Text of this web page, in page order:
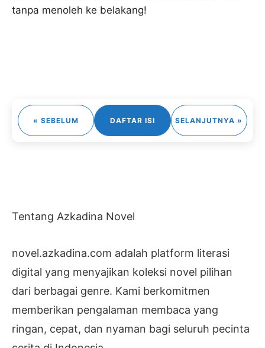
tanpa menoleh ke belakang!
« SEBELUM DAFTAR ISI SELANJUTNYA »
Tentang Azkadina Novel
novel.azkadina.com adalah platform literasi
digital yang menyajikan koleksi novel pilihan
dari berbagai genre. Kami berkomitmen
memberikan pengalaman membaca yang
ringan, cepat, dan nyaman bagi seluruh pecinta